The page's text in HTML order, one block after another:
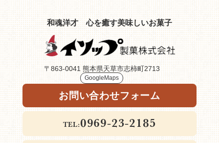
和魂洋才 心を癒す美味しいお菓子
〒863-0041 熊本県天草市志柿町2713
GoogleMaps
お問い合わせフォーム
0969-23-2185